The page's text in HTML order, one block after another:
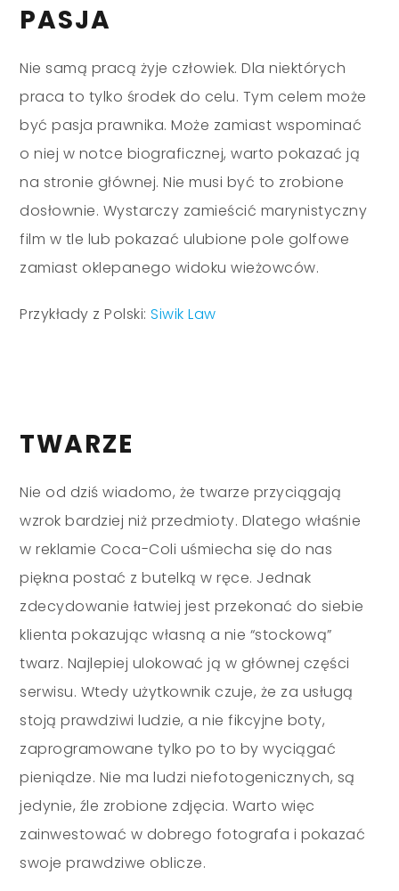
PASJA
Nie samą pracą żyje człowiek. Dla niektórych
praca to tylko środek do celu. Tym celem może
być pasja prawnika. Może zamiast wspominać
o niej w notce biograficznej, warto pokazać ją
na stronie głównej. Nie musi być to zrobione
dosłownie. Wystarczy zamieścić marynistyczny
film w tle lub pokazać ulubione pole golfowe
zamiast oklepanego widoku wieżowców.
Przykłady z Polski:Siwik Law
TWARZE
Nie od dziś wiadomo, że twarze przyciągają
wzrok bardziej niż przedmioty. Dlatego właśnie
w reklamie Coca-Coli uśmiecha się do nas
piękna postać z butelką w ręce. Jednak
zdecydowanie łatwiej jest przekonać do siebie
klienta pokazując własną a nie “stockową”
twarz. Najlepiej ulokować ją w głównej części
serwisu. Wtedy użytkownik czuje, że za usługą
stoją prawdziwi ludzie, a nie fikcyjne boty,
zaprogramowane tylko po to by wyciągać
pieniądze. Nie ma ludzi niefotogenicznych, są
jedynie, źle zrobione zdjęcia. Warto więc
zainwestować w dobrego fotografa i pokazać
swoje prawdziwe oblicze.